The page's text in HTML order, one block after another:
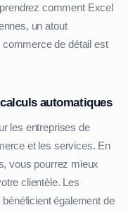
comment Excel
un atout
de détail est
automatiques
les entreprises de
et les services. En
vous pourrez mieux
clientèle. Les
également de